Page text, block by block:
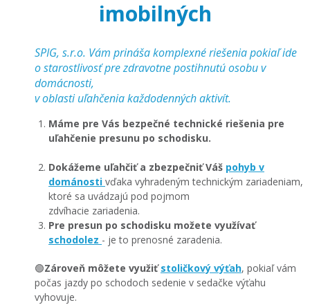
imobilných
SPIG, s.r.o. Vám prináša komplexné riešenia pokiaľ ide
o starostlivosť pre zdravotne postihnutú osobu v
domácnosti,
v oblasti uľahčenia každodenných aktivít.
Máme pre Vás bezpečné technické riešenia pre
uľahčenie presunu po schodisku.
Dokážeme uľahčiť a zbezpečniť Váš pohyb v
dománosti vďaka vyhradeným technickým zariadeniam,
ktoré sa uvádzajú pod pojmom
zdvíhacie zariadenia.
Pre presun po schodisku možete využívať
schodolez - je to prenosné zaradenia.
🟢Zároveň môžete využiťstoličkový výťah, pokiaľ vám
počas jazdy po schodoch sedenie v sedačke výťahu
vyhovuje.